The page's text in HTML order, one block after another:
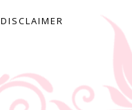
DISCLAIMER